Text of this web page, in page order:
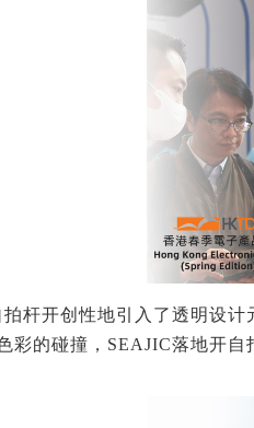
杆开创性地引入了透明设
彩的碰撞，SEAJIC落地开